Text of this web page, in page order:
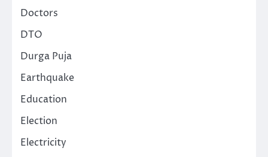
Doctors
DTO
Durga Puja
Earthquake
Education
Election
Electricity